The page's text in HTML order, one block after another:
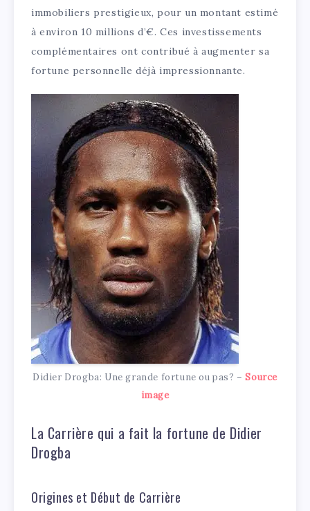
immobiliers prestigieux, pour un montant estimé
à environ 10 millions d’€. Ces investissements
complémentaires ont contribué à augmenter sa
fortune personnelle déjà impressionnante.
Didier Drogba: Une grande fortune ou pas? –Source
image
La Carrière qui a fait la fortune de Didier
Drogba
Origines et Début de Carrière